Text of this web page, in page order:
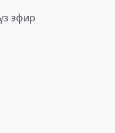
эфир